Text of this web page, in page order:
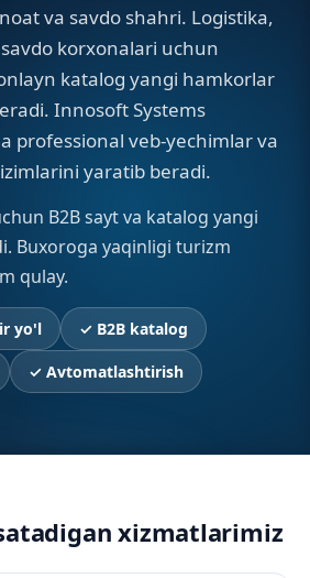
va savdo shahri. Logistika,
korxonalari uchun
katalog yangi hamkorlar
Innosoft Systems
professional veb-yechimlar va
yaratib beradi.
B2B sayt va katalog yangi
Buxoroga yaqinligi turizm
qulay.
yo'l ✓ B2B katalog
✓ Avtomatlashtirish
xizmatlarimiz